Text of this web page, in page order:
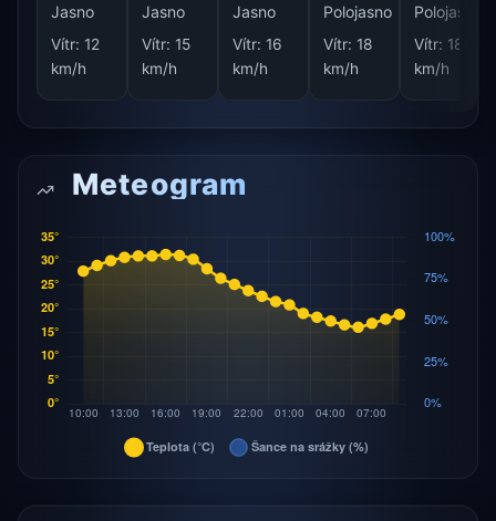
Jasno
Vítr: 12
km/h
Jasno
Vítr: 15
km/h
Jasno
Vítr: 16
km/h
Polojasno
Vítr: 18
km/h
Polojasno
Vítr: 18
km/h
Meteogram